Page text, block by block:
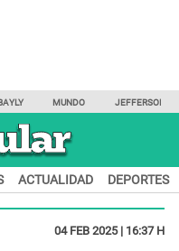
MUNDO JEFFERSON
ACTUALIDAD DEPORTES
04 FEB 2025 | 16:37 H